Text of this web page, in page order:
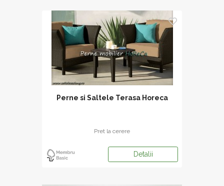
Perne si Saltele Terasa Horeca
Pret la cerere
Detalii